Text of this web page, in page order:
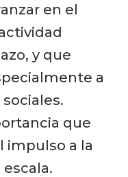
en el
y que
a
que
impulso a la